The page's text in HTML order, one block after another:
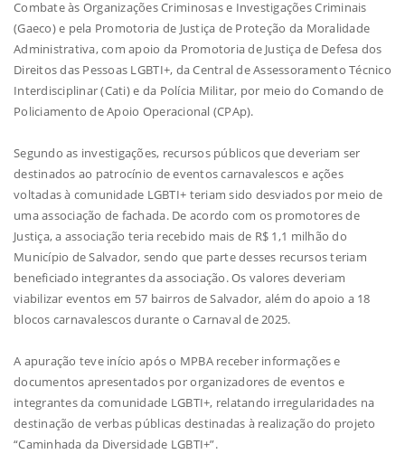
Combate às Organizações Criminosas e Investigações Criminais
(Gaeco) e pela Promotoria de Justiça de Proteção da Moralidade
Administrativa, com apoio da Promotoria de Justiça de Defesa dos
Direitos das Pessoas LGBTI+, da Central de Assessoramento Técnico
Interdisciplinar (Cati) e da Polícia Militar, por meio do Comando de
Policiamento de Apoio Operacional (CPAp).
Segundo as investigações, recursos públicos que deveriam ser
destinados ao patrocínio de eventos carnavalescos e ações
voltadas à comunidade LGBTI+ teriam sido desviados por meio de
uma associação de fachada. De acordo com os promotores de
Justiça, a associação teria recebido mais de R$ 1,1 milhão do
Município de Salvador, sendo que parte desses recursos teriam
beneficiado integrantes da associação. Os valores deveriam
viabilizar eventos em 57 bairros de Salvador, além do apoio a 18
blocos carnavalescos durante o Carnaval de 2025.
A apuração teve início após o MPBA receber informações e
documentos apresentados por organizadores de eventos e
integrantes da comunidade LGBTI+, relatando irregularidades na
destinação de verbas públicas destinadas à realização do projeto
“Caminhada da Diversidade LGBTI+”.